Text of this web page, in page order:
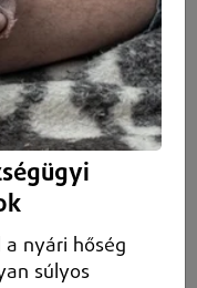
Nyíregyházán.
nyári hőség
súlyos